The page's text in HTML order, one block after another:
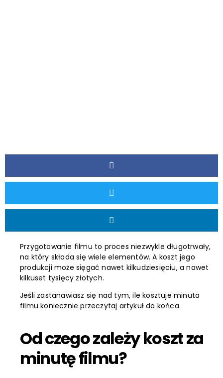
Przygotowanie filmu to proces niezwykle długotrwały,
na który składa się wiele elementów. A koszt jego
produkcji może sięgać nawet kilkudziesięciu, a nawet
kilkuset tysięcy złotych.
Jeśli zastanawiasz się nad tym, ile kosztuje minuta
filmu koniecznie przeczytaj artykuł do końca.
Od czego zależy koszt za
minutę filmu?